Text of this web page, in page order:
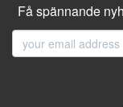
Autosvar
Daglig
Få spännande